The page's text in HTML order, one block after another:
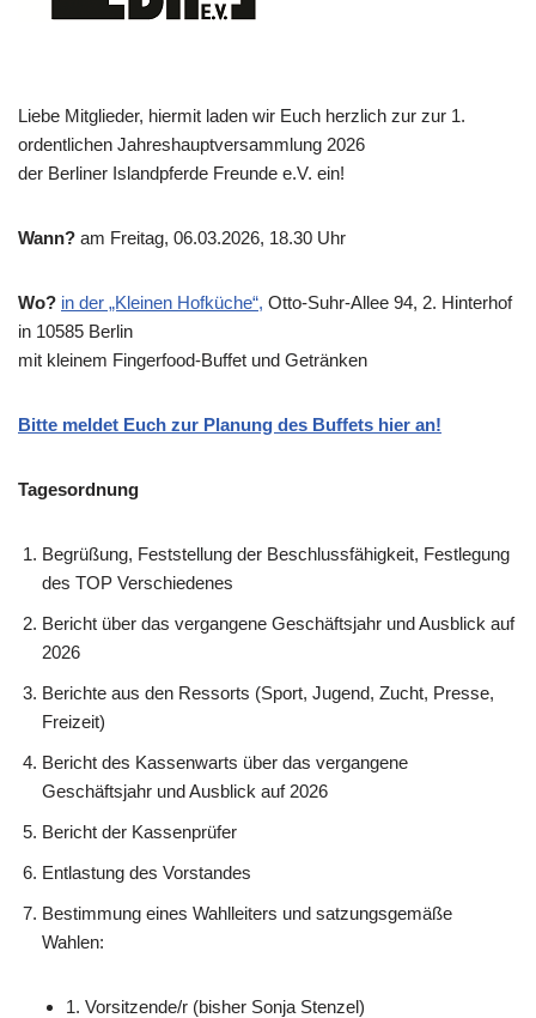
Liebe Mitglieder, hiermit laden wir Euch herzlich zur zur 1.
ordentlichen Jahreshauptversammlung 2026
der Berliner Islandpferde Freunde e.V. ein!
Wann? am Freitag, 06.03.2026, 18.30 Uhr
Wo? in der „Kleinen Hofküche“, Otto-Suhr-Allee 94, 2. Hinterhof
in 10585 Berlin
mit kleinem Fingerfood-Buffet und Getränken
Bitte meldet Euch zur Planung des Buffets hier an!
Tagesordnung
Begrüßung, Feststellung der Beschlussfähigkeit, Festlegung
des TOP Verschiedenes
Bericht über das vergangene Geschäftsjahr und Ausblick auf
2026
Berichte aus den Ressorts (Sport, Jugend, Zucht, Presse,
Freizeit)
Bericht des Kassenwarts über das vergangene
Geschäftsjahr und Ausblick auf 2026
Bericht der Kassenprüfer
Entlastung des Vorstandes
Bestimmung eines Wahlleiters und satzungsgemäße
Wahlen:
1. Vorsitzende/r (bisher Sonja Stenzel)